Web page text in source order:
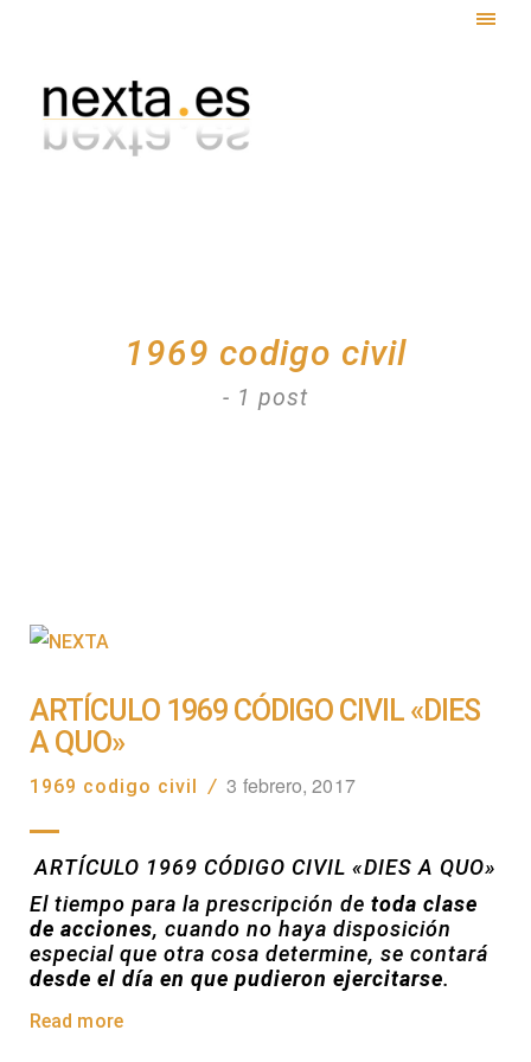
1969 codigo civil
- 1 post
ARTÍCULO 1969 CÓDIGO CIVIL «DIES
A QUO»
1969 codigo civil / 3 febrero, 2017
ARTÍCULO 1969 CÓDIGO CIVIL «DIES A QUO»
El tiempo para la prescripción de toda clase
de acciones, cuando no haya disposición
especial que otra cosa determine, se contará
desde el día en que pudieron ejercitarse.
Read more